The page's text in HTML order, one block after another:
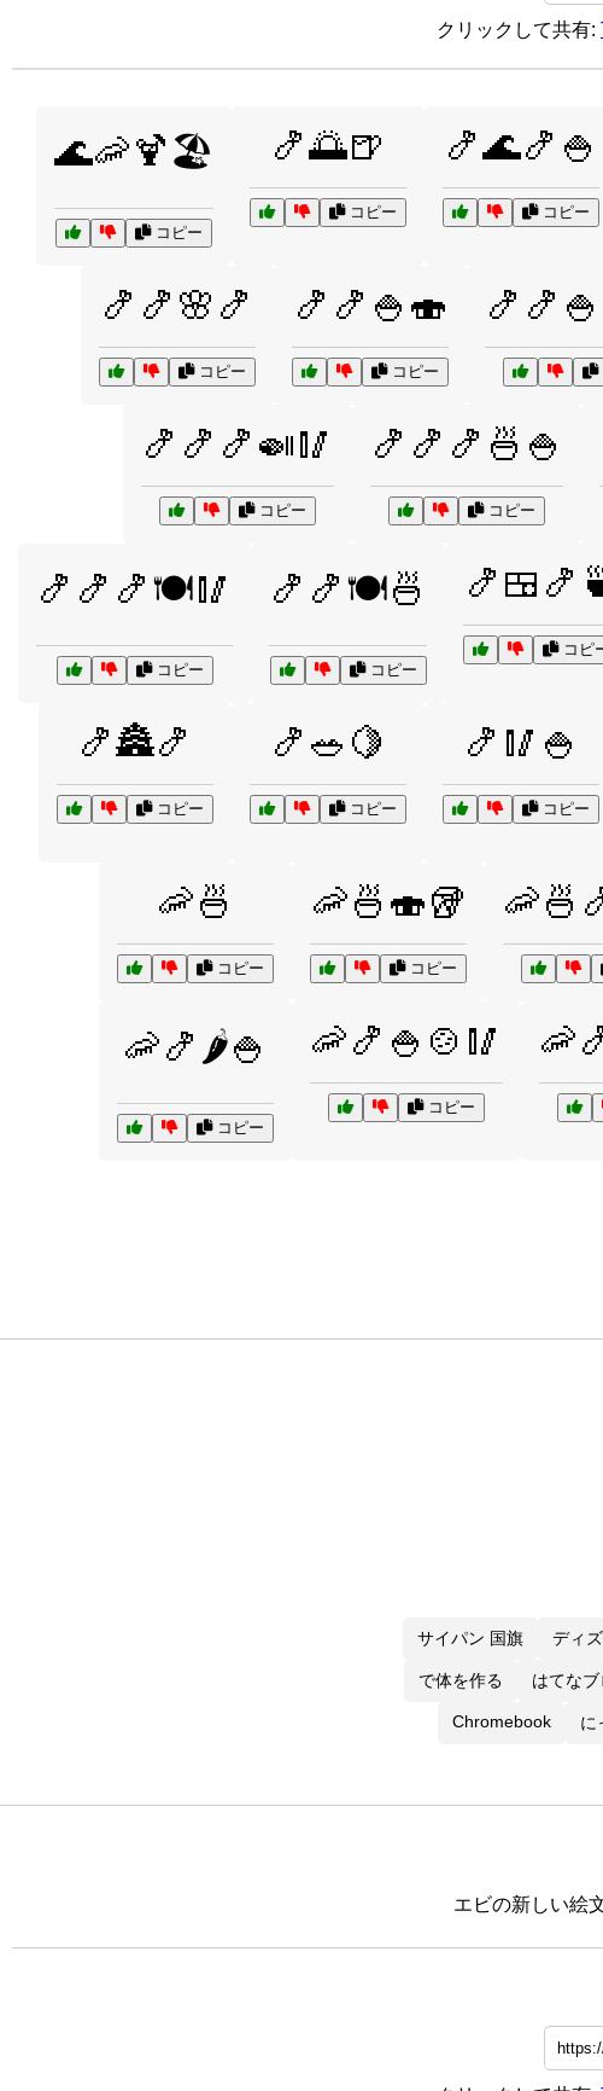
クリックして共有:
🌊🦐🍹🏖️
コピー
🍤🌅🍺
コピー
🍤🌊🍤🍚
コピー
🍤🍤🌸🍤
コピー
🍤🍤🍚🍣
コピー
🍤🍤🍤🍛🥢
コピー
🍤🍤🍤🍜🍚
コピー
🍤🍤🍤🍽️🥢
コピー
🍤🍤🍽️🍜
コピー
コピ
🍤🏯🍤
コピー
🍤🥗🍋
コピー
🍤🥢🍚
コピー
🦐🍜
コピー
🦐🍜🍣🥡
コピー
🦐🍤🌶️🍚
コピー
🦐🍤🍚🍲🥢
コピー
サイパン 国旗 ディ
で体を作る はてなブ
Chromebook に
エビの新しい絵